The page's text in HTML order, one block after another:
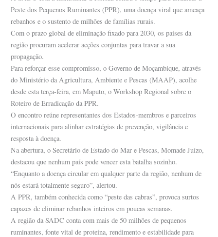
Peste dos Pequenos Ruminantes (PPR), uma doença viral que ameaça
rebanhos e o sustento de milhões de famílias rurais.
Com o prazo global de eliminação fixado para 2030, os países da
região procuram acelerar acções conjuntas para travar a sua
propagação.
Para reforçar esse compromisso, o Governo de Moçambique, através
do Ministério da Agricultura, Ambiente e Pescas (MAAP), acolhe
desde esta terça-feira, em Maputo, o Workshop Regional sobre o
Roteiro de Erradicação da PPR.
O encontro reúne representantes dos Estados-membros e parceiros
internacionais para alinhar estratégias de prevenção, vigilância e
resposta à doença.
Na abertura, o Secretário de Estado do Mar e Pescas, Momade Juízo,
destacou que nenhum país pode vencer esta batalha sozinho.
“Enquanto a doença circular em qualquer parte da região, nenhum de
nós estará totalmente seguro”, alertou.
A PPR, também conhecida como “peste das cabras”, provoca surtos
capazes de eliminar rebanhos inteiros em poucas semanas.
A região da SADC conta com mais de 50 milhões de pequenos
ruminantes, fonte vital de proteína, rendimento e estabilidade para